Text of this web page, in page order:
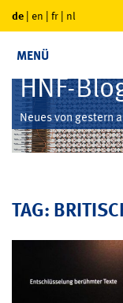
de | en | fr | nl
MENÜ
HNF-
Neues von gestern
TAG: